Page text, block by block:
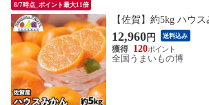
8/7時点_ポイント最大11倍
【佐賀】約5kg ハウ
12,960円 送料込み
120
全国うまいもの博